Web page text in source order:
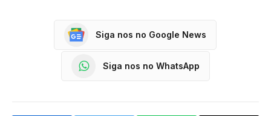
Siga nos no Google News
Siga nos no WhatsApp